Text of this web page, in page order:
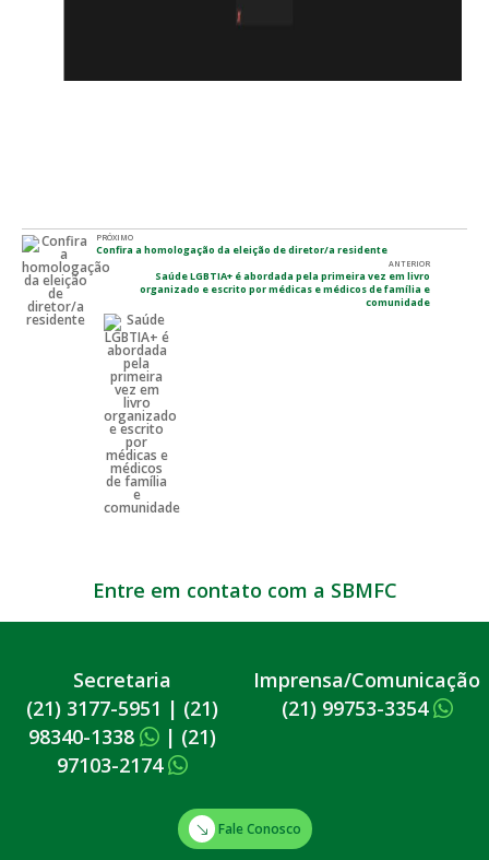
PRÓXIMO
Confira a homologação da eleição de diretor/a residente
ANTERIOR
Saúde LGBTIA+ é abordada pela primeira vez em livro
organizado e escrito por médicas e médicos de família e
comunidade
Entre em contato com a SBMFC
Secretaria
(21) 3177-5951 | (21)
98340-1338
| (21)
97103-2174
Imprensa/Comunicação
(21) 99753-3354
Fale Conosco